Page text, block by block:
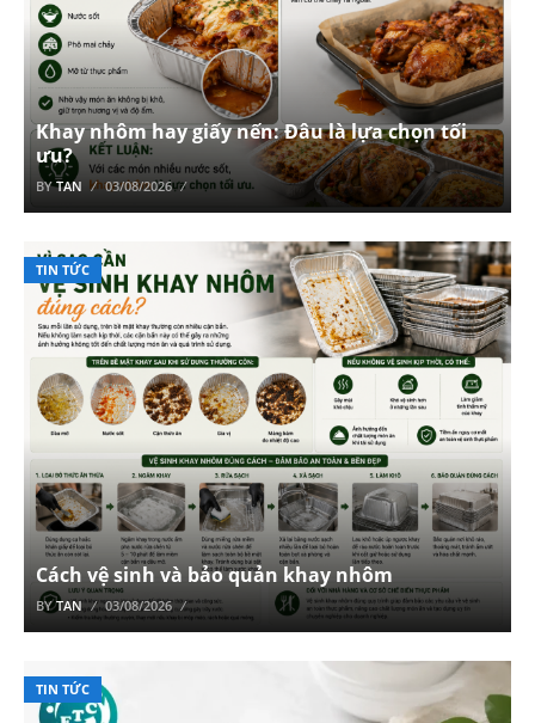
Khay nhôm hay giấy nến: Đâu là lựa chọn tối
ưu?
BYTAN 03/08/2026
TIN TỨC
Cách vệ sinh và bảo quản khay nhôm
BYTAN 03/08/2026
TIN TỨC